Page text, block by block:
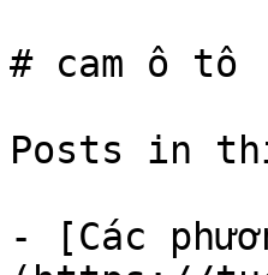
# cam ô tô
Posts in
- [Các